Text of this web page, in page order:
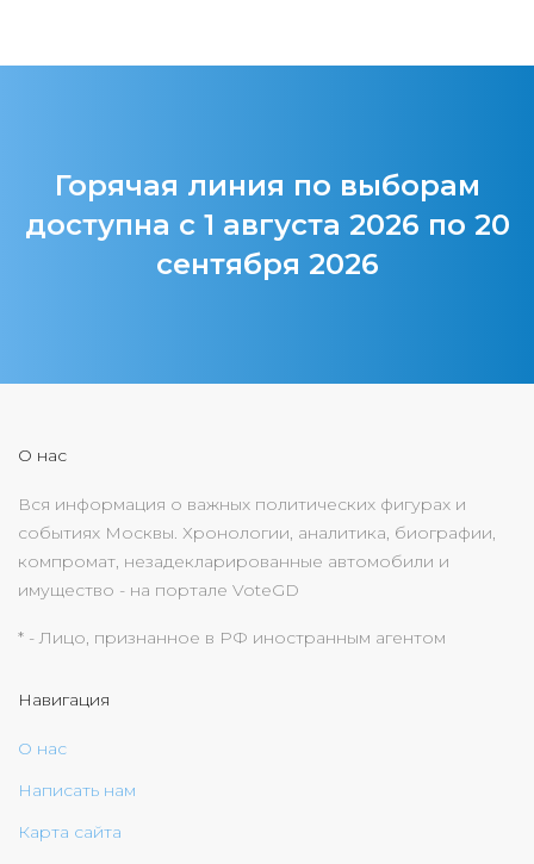
Горячая линия по выборам
доступна с 1 августа 2026 по 20
сентября 2026
О нас
Вся информация о важных политических фигурах и
событиях Москвы. Хронологии, аналитика, биографии,
компромат, незадекларированные автомобили и
имущество - на портале VoteGD
* - Лицо, признанное в РФ иностранным агентом
Навигация
О нас
Написать нам
Карта сайта